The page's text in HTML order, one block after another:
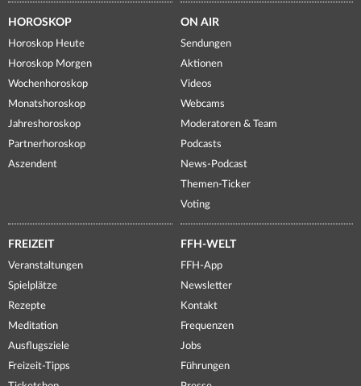
HOROSKOP
Horoskop Heute
Horoskop Morgen
Wochenhoroskop
Monatshoroskop
Jahreshoroskop
Partnerhoroskop
Aszendent
ON AIR
Sendungen
Aktionen
Videos
Webcams
Moderatoren & Team
Podcasts
News-Podcast
Themen-Ticker
Voting
FREIZEIT
Veranstaltungen
Spielplätze
Rezepte
Meditation
Ausflugsziele
Freizeit-Tipps
FFH-WELT
FFH-App
Newsletter
Kontakt
Frequenzen
Jobs
Führungen